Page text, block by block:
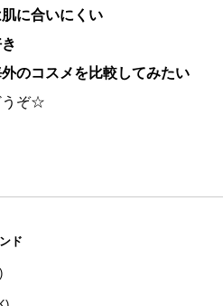
に合いにくい
外のコスメを比較してみたい
うぞ☆
ド